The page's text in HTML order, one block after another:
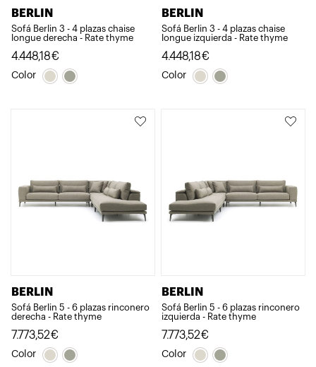
BERLIN
Sofá Berlin 3 - 4 plazas chaise
longue derecha - Rate thyme
4.448,18€
Color
BERLIN
Sofá Berlin 3 - 4 plazas chaise
longue izquierda - Rate thyme
4.448,18€
Color
BERLIN
Sofá Berlin 5 - 6 plazas rinconero
derecha - Rate thyme
7.773,52€
Color
BERLIN
Sofá Berlin 5 - 6 plazas rinconero
izquierda - Rate thyme
7.773,52€
Color